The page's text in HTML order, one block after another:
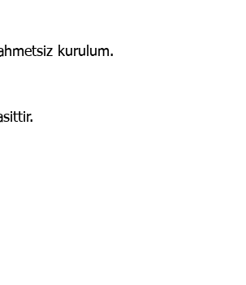
kurulum.